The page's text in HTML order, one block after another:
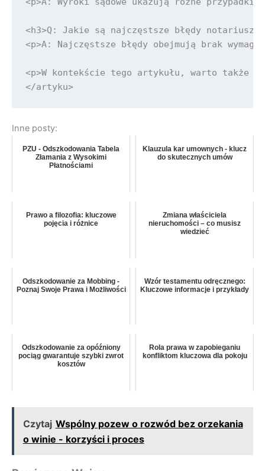
Inne posty:
PZU - Odszkodowania Tabela
Złamania z Wysokimi
Płatnościami
Klauzula kar umownych - klucz
do skutecznych umów
Prawo a filozofia: kluczowe
pojęcia i różnice
Zmiana właściciela
nieruchomości – co musisz
wiedzieć
Odszkodowanie za Mobbing -
Poznaj Swoje Prawa i Możliwości
Wzór testamentu odręcznego:
Kluczowe informacje i przykłady
Odszkodowanie za opóźniony
pociąg gwarantuje szybki zwrot
kosztów
Rola prawa w zapobieganiu
konfliktom kluczowa dla pokoju
Czytaj Wspólny pozew o rozwód bez orzekania
o winie - korzyści i proces